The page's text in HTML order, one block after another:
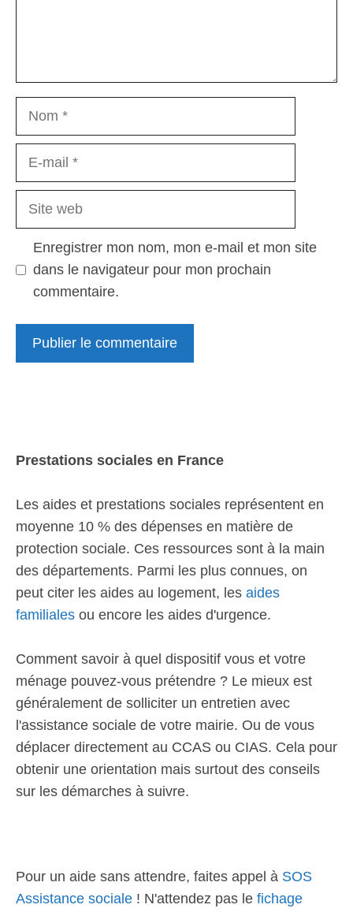
Nom
Site
Enregistrer mon nom, mon e-mail et mon site
dans le navigateur pour mon prochain
commentaire.
Prestations sociales en France
Les aides et prestations sociales représentent en
moyenne 10 % des dépenses en matière de
protection sociale. Ces ressources sont à la main
des départements. Parmi les plus connues, on
peut citer les aides au logement, les aides
familiales ou encore les aides d'urgence.
Comment savoir à quel dispositif vous et votre
ménage pouvez-vous prétendre ? Le mieux est
généralement de solliciter un entretien avec
l'assistance sociale de votre mairie. Ou de vous
déplacer directement au CCAS ou CIAS. Cela pour
obtenir une orientation mais surtout des conseils
sur les démarches à suivre.
Pour un aide sans attendre, faites appel à SOS
Assistance sociale ! N'attendez pas le fichage